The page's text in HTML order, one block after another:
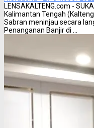
LENSAKALTENG.com -
Kalimantan Tengah
Sabran meninjau secara
Penanganan Banjir di ...